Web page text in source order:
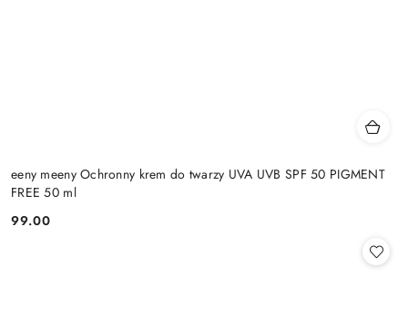
eeny meeny Ochronny krem do twarzy UVA UVB SPF 50 PIGMENT
FREE 50 ml
Cena:
99.00